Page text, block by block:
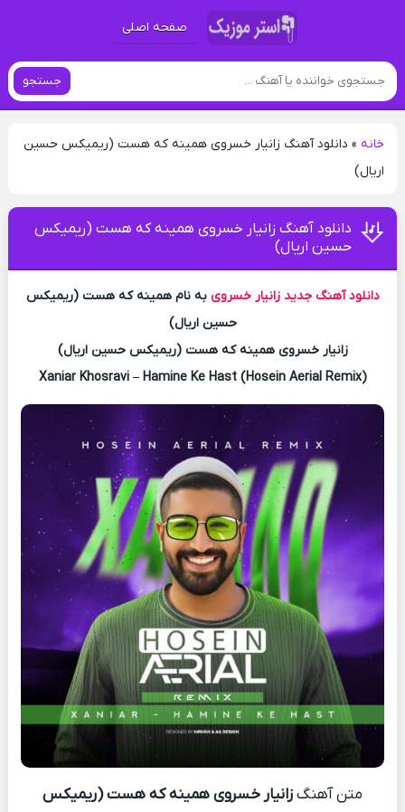
صفحه اصلی
جستجو
خانه» دانلود آهنگ زانیار خسروی همینه که هست (ریمیکس حسین
اریال)
دانلود آهنگ زانیار خسروی همینه که هست (ریمیکس
حسین اریال)
دانلود آهنگ جدید زانیار خسروی به نام همینه که هست (ریمیکس
حسین اریال)
زانیار خسروی همینه که هست (ریمیکس حسین اریال)
Xaniar Khosravi – Hamine Ke Hast (Hosein Aerial Remix)
متن آهنگزانیار خسروی همینه که هست (ریمیکس